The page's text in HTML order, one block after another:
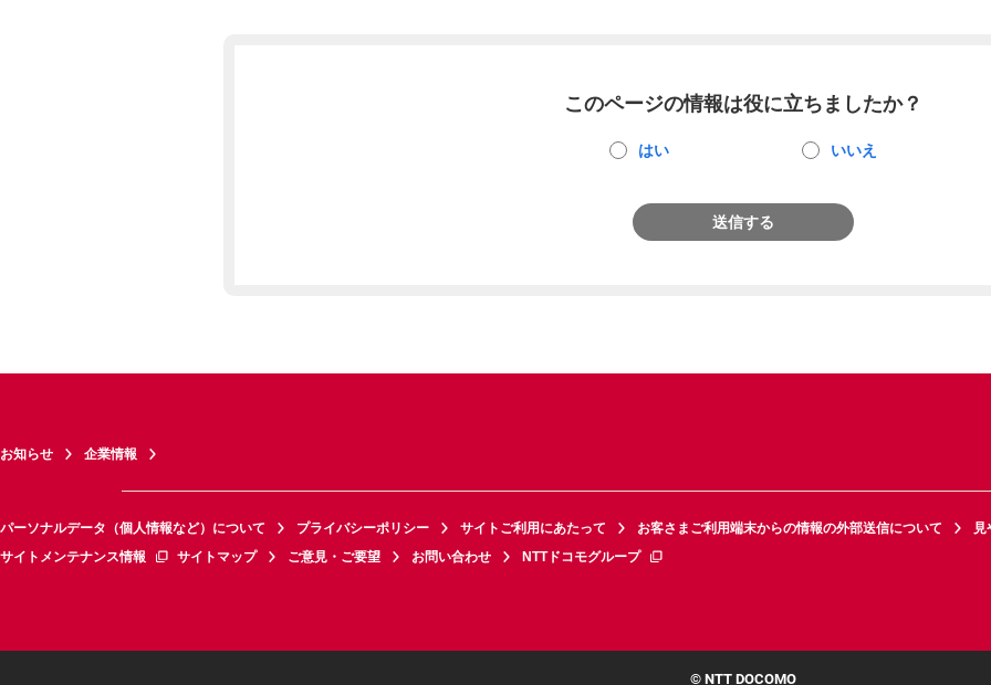
このページの情報は役に立ちましたか？
はい いいえ
送信する
お知らせ 企業情報
パーソナルデータ（個人情報など）について プライバシーポリシー サイトご利用にあたって お客さまご利用端末からの情報の外部送信について
見
サイトメンテナンス情報
サイトマップ ご意見・ご要望 お問い合わせ NTTドコモグループ
© NTT DOCOMO